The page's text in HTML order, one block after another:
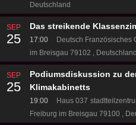
Deutschland
SEP
25
Das streikende
17:00 Deutsch Französisches
im Breisgau 79102
Deutschland
SEP
25
Podiumsdiskussion zu
Klimakabinetts
19:00 Haus 037
Freiburg im Breisgau 79100